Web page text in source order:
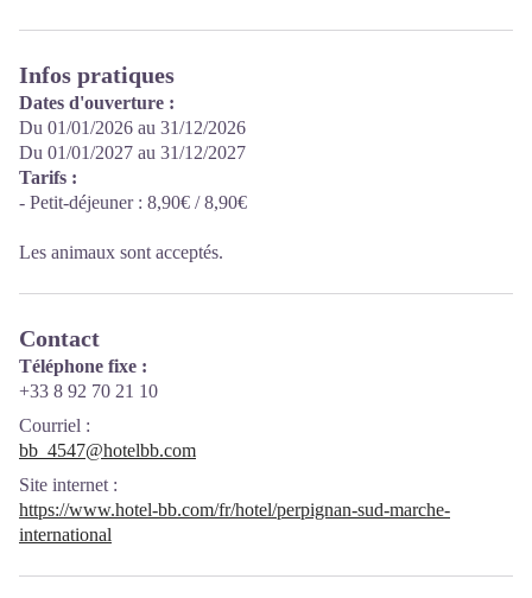
Infos pratiques
Dates d'ouverture :
Du 01/01/2026 au 31/12/2026
Du 01/01/2027 au 31/12/2027
Tarifs :
- Petit-déjeuner : 8,90€ / 8,90€
Les animaux sont acceptés.
Contact
Téléphone fixe :
+33 8 92 70 21 10
Courriel :
bb_4547@hotelbb.com
Site internet :
https://www.hotel-bb.com/fr/hotel/perpignan-sud-marche-
international